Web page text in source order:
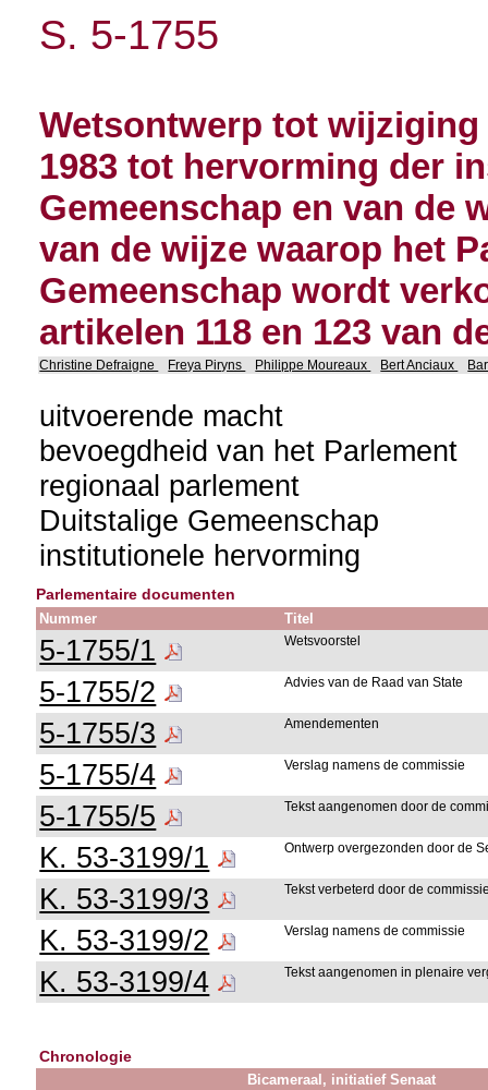
S. 5-1755
Wetsontwerp tot wijziging
1983 tot hervorming der
Gemeenschap en van de
van de wijze waarop het
Gemeenschap wordt
artikelen 118 en 123 van
Christine Defraigne Freya Piryns Philippe Moureaux Bert Anciaux
uitvoerende macht
bevoegdheid van het Parlement
regionaal parlement
Duitstalige Gemeenschap
institutionele hervorming
Parlementaire documenten
Nummer Titel
5-1755/1 Wetsvoorstel
5-1755/2 Advies van de Raad van State
5-1755/3 Amendementen
5-1755/4 Verslag namens de commissie
5-1755/5 Tekst aangenomen door de
K. 53-3199/1 Ontwerp overgezonden door de
K. 53-3199/3 Tekst verbeterd door de
K. 53-3199/2 Verslag namens de commissie
K. 53-3199/4 Tekst aangenomen in plenaire
Chronologie
Bicameraal, initiatief Senaat